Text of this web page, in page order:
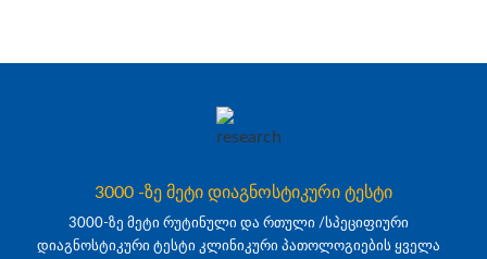
3000 -ზე მეტი დიაგნოსტიკური ტესტი
3000-ზე მეტი რუტინული და რთული /სპეციფიური
დიაგნოსტიკური ტესტი კლინიკური პათოლოგიების ყველა